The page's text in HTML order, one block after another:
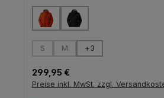
Farbe auswählen
Größe auswählen
S
(Diese Option ist zurzeit nicht
M
(Diese Option ist zurzeit nicht
+3
Regulärer Preis:
299,95 €
Preise inkl. MwSt. zzgl.